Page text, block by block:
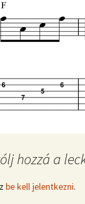
hozzá a
be kell jelentkezni.